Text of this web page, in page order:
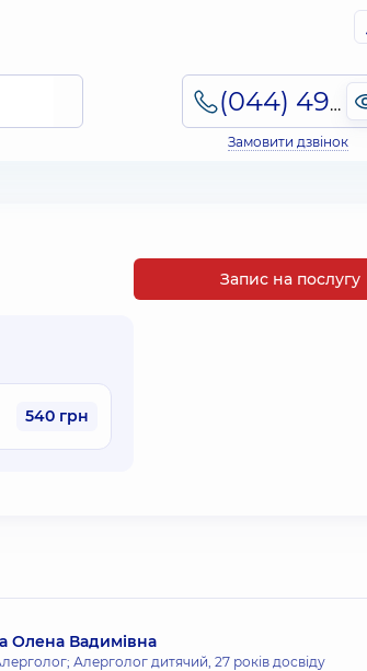
(044) 495-2-888
Замовити дзвінок
540 грн
Запис на послугу
Олена Вадимівна
Алерголог дитячий, 27 років досвіду